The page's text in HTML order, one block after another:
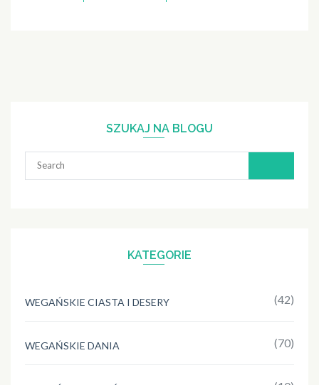
SZUKAJ NA BLOGU
for:
KATEGORIE
WEGAŃSKIE CIASTA I DESERY (42)
WEGAŃSKIE DANIA (70)